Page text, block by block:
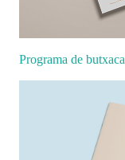
Programa de butxaca